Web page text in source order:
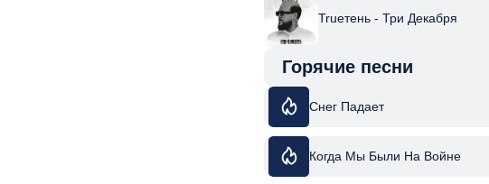
Trueтень - Три Декабря
Горячие песни
Снег Падает
Когда Мы Были На Войне